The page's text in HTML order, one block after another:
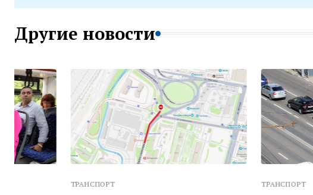
Другие новости